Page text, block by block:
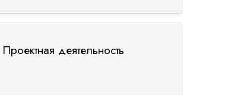
Проектная деятельность